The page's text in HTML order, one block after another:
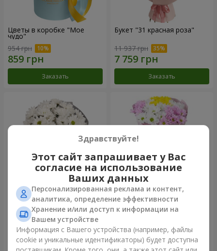
Цветы в коробке "Мое
чудо"
954 грн
Заказать
Букет "31 красная роза"
11 937 грн
Заказать
Букет "Киото" из 5 белых
хризантем
1 399 грн
Заказать
Букет "Времена года"
Заказать
Здравствуйте!
Этот сайт запрашивает у Вас
согласие на использование
Ваших данных
Персонализированная реклама и контент,
аналитика, определение эффективности
Хранение и/или доступ к информации на
Вашем устройстве
Информация с Вашего устройства (например, файлы
cookie и уникальные идентификаторы) будет доступна